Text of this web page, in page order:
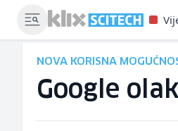
NOVA KORISNA
Google